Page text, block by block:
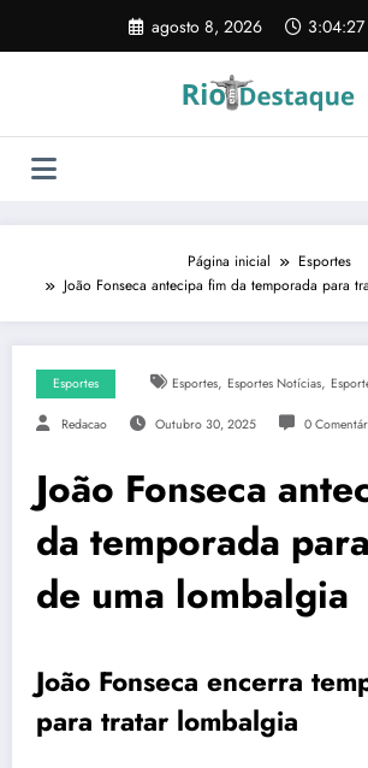
o
agosto 8, 2026 3:04:27
Página inicial
Esportes
João Fonseca antecipa fim da temporada para
Esportes Esportes, Esportes Notícias,
Redacao Outubro 30, 2025 0
João Fonseca
da temporada
de uma lombalgia
João Fonseca encerra
para tratar lombalgia